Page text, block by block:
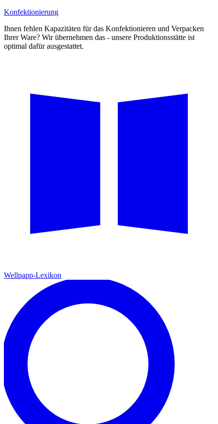
Konfektionierung
Ihnen fehlen Kapazitäten für das Konfektionieren und Verpacken
Ihrer Ware? Wir übernehmen das - unsere Produktionsstätte ist
optimal dafür ausgestattet.
Wellpapp-Lexikon